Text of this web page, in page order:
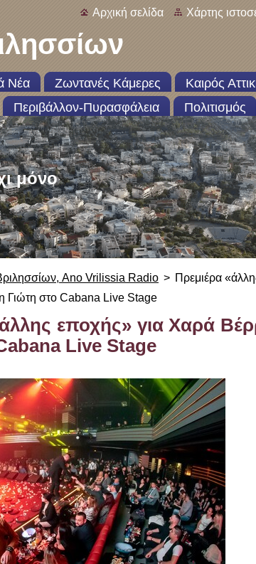
Αρχική σελίδα Χάρτης
Νέα Ζωντανές Κάμερες Καιρός
Περιβάλλον-Πυρασφάλεια Πολιτισμός
μόνο
Ano Vrilissia Radio > Πρεμιέρα
Γιώτη στο Cabana Live Stage
εποχής» για Χαρά
Live Stage